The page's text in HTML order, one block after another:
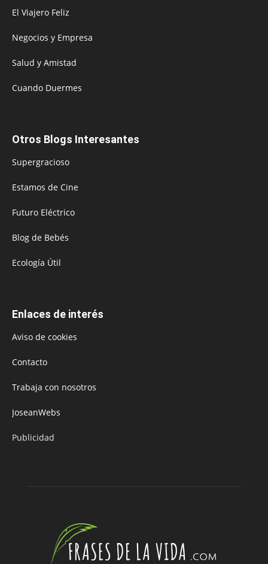
El Viajero Feliz
Negocios y Empresa
Salud y Amistad
Cuando Duermes
Otros Blogs Interesantes
Supergracioso
Estamos de Cine
Futuro Eléctrico
Blog de Bebés
Ecología Útil
Enlaces de interés
Aviso de cookies
Contacto
Trabaja con nosotros
JoseanWebs
Publicidad